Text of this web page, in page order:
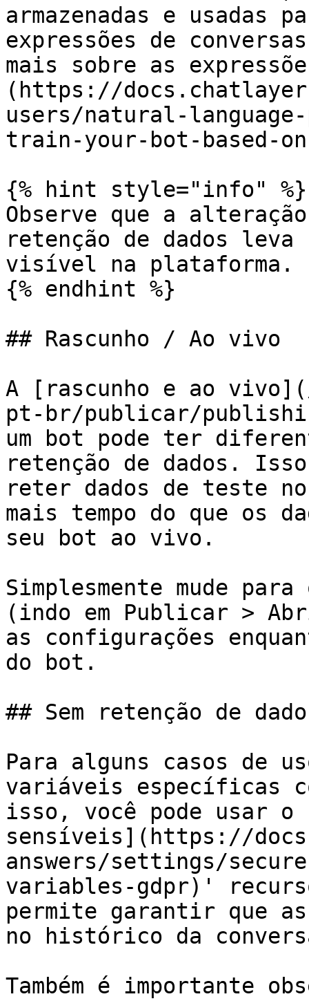
armazenadas e usadas
expressões de
mais sobre as
(https://
users/natural-
train-your-bot-based-
{% hint style="info" %}
Observe que a
retenção de dados
visível na plataforma.
{% endhint %}
## Rascunho / Ao vivo
A [rascunho e ao
pt-br/publicar/
um bot pode ter
retenção de dados.
reter dados de teste
mais tempo do que os
seu bot ao vivo.
Simplesmente mude
(indo em Publicar >
as configurações
do bot.
## Sem retenção de
Para alguns casos de
variáveis específicas
isso, você pode usar
sensíveis](https://
answers/settings/
variables-gdpr)'
permite garantir que
no histórico da
Também é importante